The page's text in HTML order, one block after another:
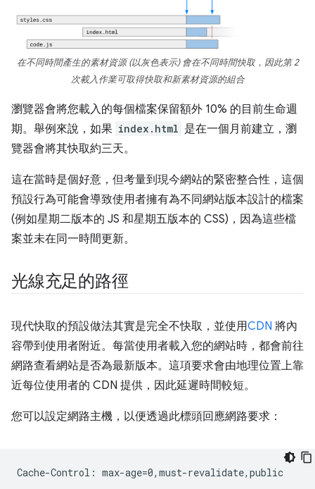
在不同時間產生的素材資源 (以灰色表示) 會在不同時間快取，因此第 2
次載入作業可取得快取和新素材資源的組合
瀏覽器會將您載入的每個檔案保留額外 10% 的目前生命週
期。舉例來說，如果 index.html 是在一個月前建立，瀏
覽器會將其快取約三天。
這在當時是個好意，但考量到現今網站的緊密整合性，這個
預設行為可能會導致使用者擁有為不同網站版本設計的檔案
(例如星期二版本的 JS 和星期五版本的 CSS)，因為這些檔
案並未在同一時間更新。
光線充足的路徑
現代快取的預設做法其實是完全不快取，並使用CDN 將內
容帶到使用者附近。每當使用者載入您的網站時，都會前往
網路查看網站是否為最新版本。這項要求會由地理位置上靠
近每位使用者的 CDN 提供，因此延遲時間較短。
您可以設定網路主機，以便透過此標頭回應網路要求：